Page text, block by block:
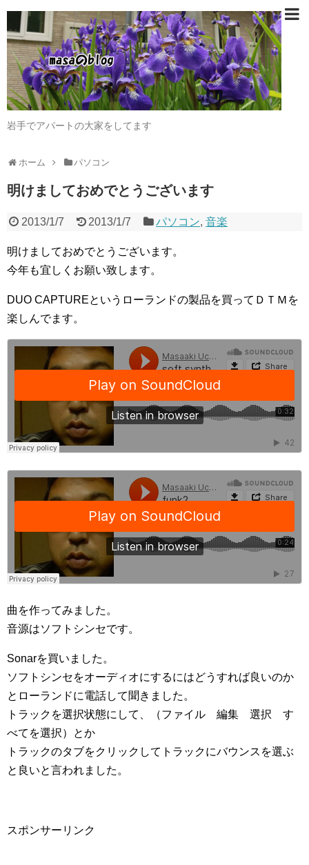
岩手でアパートの大家をしてます
ホーム パソコン
明けましておめでとうございます
2013/1/7 2013/1/7 パソコン,音楽
明けましておめでとうございます。
今年も宜しくお願い致します。
DUO CAPTUREというローランドの製品を買ってＤＴＭを
楽しんでます。
曲を作ってみました。
音源はソフトシンセです。
Sonarを買いました。
ソフトシンセをオーディオにするにはどうすれば良いのか
とローランドに電話して聞きました。
トラックを選択状態にして、（ファイル 編集 選択 す
べてを選択）とか
トラックのタブをクリックしてトラックにバウンスを選ぶ
と良いと言われました。
スポンサーリンク